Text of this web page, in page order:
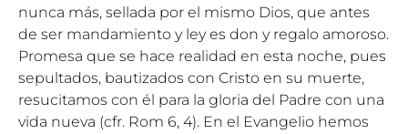
nunca más, sellada por el mismo Dios, que antes
de ser mandamiento y ley es don y regalo amoroso.
Promesa que se hace realidad en esta noche, pues
sepultados, bautizados con Cristo en su muerte,
resucitamos con él para la gloria del Padre con una
vida nueva (cfr. Rom 6, 4). En el Evangelio hemos